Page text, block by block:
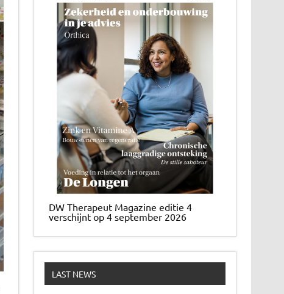
DW Therapeut Magazine editie 4
verschijnt op 4 september 2026
LAST NEWS